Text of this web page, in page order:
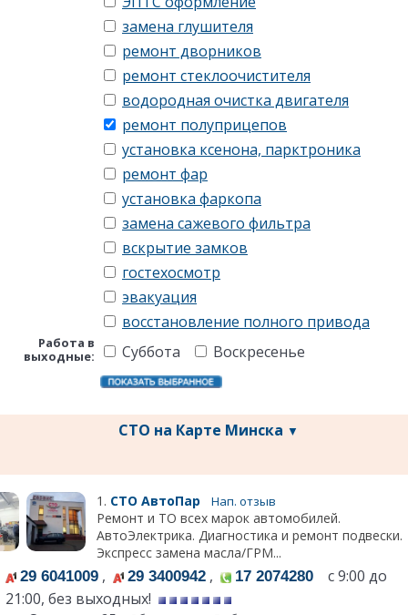
замена глушителя
ремонт дворников
ремонт стеклоочистителя
водородная очистка двигателя
ремонт полуприцепов
установка ксенона, парктроника
ремонт фар
установка фаркопа
замена сажевого фильтра
вскрытие замков
гостехосмотр
эвакуация
восстановление полного привода
Работа в
выходные:
Суббота Воскресенье
СТО на Карте Минска ▼
1. СТО АвтоПар Нап. отзыв
Ремонт и ТО всех марок автомобилей.
АвтоЭлектрика. Диагностика и ремонт подвески.
Экспресс замена масла/ГРМ...
29 6041009 , 29 3400942 , 17 2074280 с 9:00 до
21:00, без выходных!